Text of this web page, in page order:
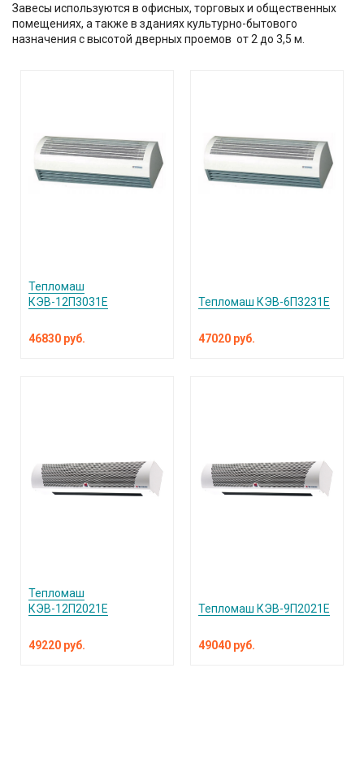
Завесы используются в офисных, торговых и общественных
помещениях, а также в зданиях культурно-бытового
назначения с высотой дверных проемов от 2 до 3,5 м.
Тепломаш
КЭВ-12П3031Е
46830 руб.
Тепломаш КЭВ-6П3231Е
47020 руб.
Тепломаш
КЭВ-12П2021Е
49220 руб.
Тепломаш КЭВ-9П2021Е
49040 руб.